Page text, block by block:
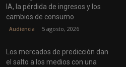
IA, la pérdida de ingresos y los
cambios de consumo
Audiencia 5 agosto, 2026
Los mercados de predicción dan
el salto a los medios con una